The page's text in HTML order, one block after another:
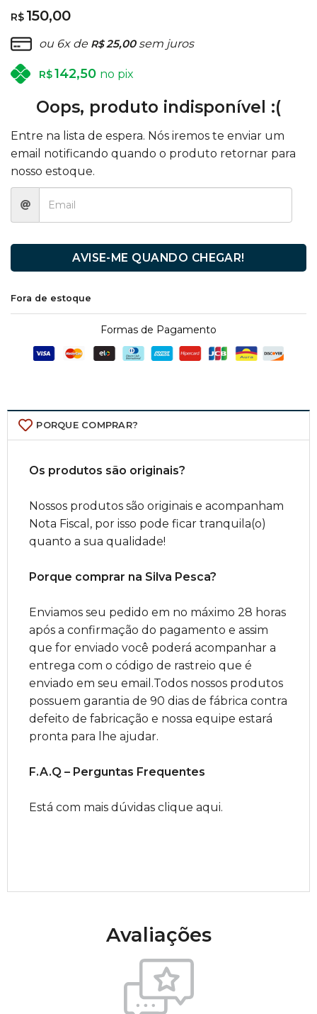
R$ 150,00
ou 6x de R$25,00sem juros
R$142,50 no pix
Oops, produto indisponível :(
Entre na lista de espera. Nós iremos te enviar um
email notificando quando o produto retornar para
nosso estoque.
AVISE-ME QUANDO CHEGAR!
Fora de estoque
Formas de Pagamento
PORQUE COMPRAR?
Os produtos são originais?
Nossos produtos são originais e acompanham
Nota Fiscal, por isso pode ficar tranquila(o)
quanto a sua qualidade!
Porque comprar na Silva Pesca?
Enviamos seu pedido em no máximo 28 horas
após a confirmação do pagamento e assim
que for enviado você poderá acompanhar a
entrega com o código de rastreio que é
enviado em seu email.Todos nossos produtos
possuem garantia de 90 dias de fábrica contra
defeito de fabricação e nossa equipe estará
pronta para lhe ajudar.
F.A.Q – Perguntas Frequentes
Está com mais dúvidas clique aqui.
Avaliações